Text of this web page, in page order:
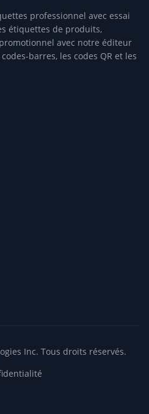
professionnel avec essai
étiquettes de produits,
avec notre éditeur
barres, les codes QR et les
Inc. Tous droits réservés.